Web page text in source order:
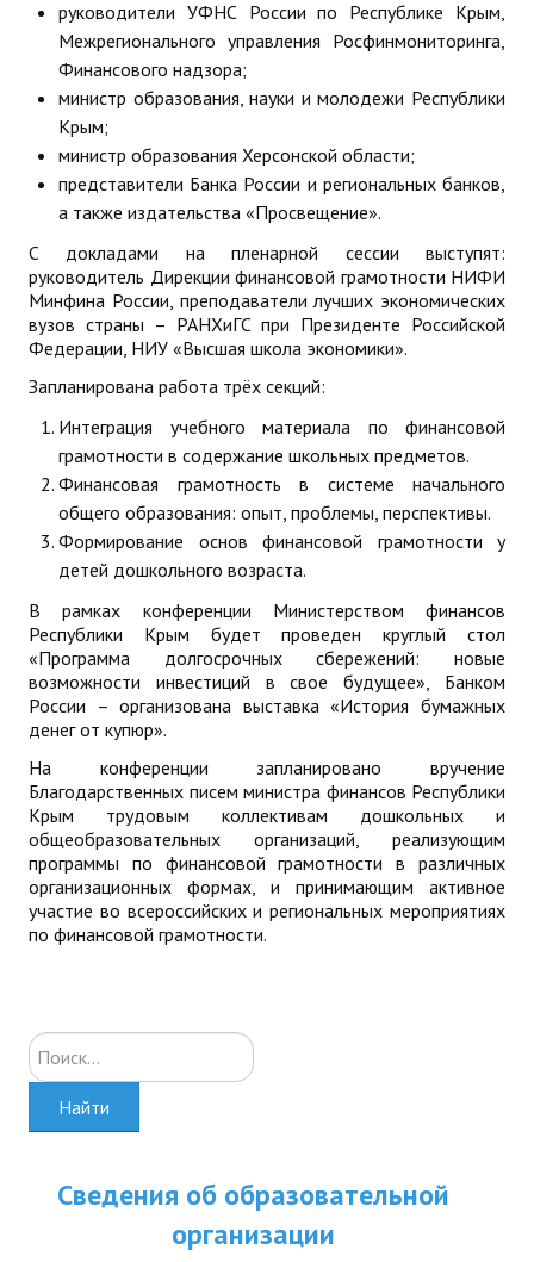
руководители УФНС России по Республике Крым,
Межрегионального управления Росфинмониторинга,
Финансового надзора;
министр образования, науки и молодежи Республики
Крым;
министр образования Херсонской области;
представители Банка России и региональных банков,
а также издательства «Просвещение».
С докладами на пленарной сессии выступят:
руководитель Дирекции финансовой грамотности НИФИ
Минфина России, преподаватели лучших экономических
вузов страны – РАНХиГС при Президенте Российской
Федерации, НИУ «Высшая школа экономики».
Запланирована работа трёх секций:
Интеграция учебного материала по финансовой
грамотности в содержание школьных предметов.
Финансовая грамотность в системе начального
общего образования: опыт, проблемы, перспективы.
Формирование основ финансовой грамотности у
детей дошкольного возраста.
В рамках конференции Министерством финансов
Республики Крым будет проведен круглый стол
«Программа долгосрочных сбережений: новые
возможности инвестиций в свое будущее», Банком
России – организована выставка «История бумажных
денег от купюр».
На конференции запланировано вручение
Благодарственных писем министра финансов Республики
Крым трудовым коллективам дошкольных и
общеобразовательных организаций, реализующим
программы по финансовой грамотности в различных
организационных формах, и принимающим активное
участие во всероссийских и региональных мероприятиях
по финансовой грамотности.
Искать...
Найти
Сведения об образовательной
организации